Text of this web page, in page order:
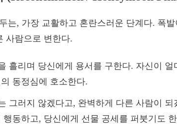
는, 가장 교활하고 혼란스러운 단계다. 폭
사람으로 변한다.
흘리며 당신에게 용서를 구한다. 자신이 얼
동정심에 호소한다.
그러지 않겠다고, 완벽하게 다른 사람이 되
동하고, 당신에게 선물 공세를 퍼붓기도